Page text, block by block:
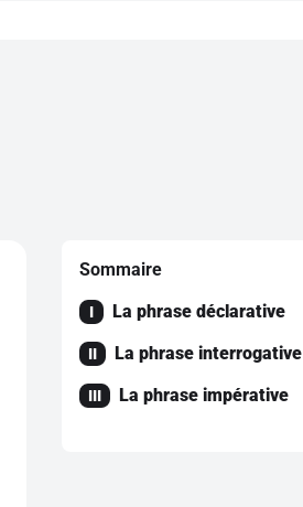
Sommaire
I La phrase déclarative
II La phrase interrogative
III La phrase impérative